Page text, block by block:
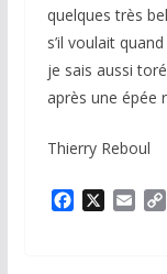
quelques très
s’il voulait
je sais aussi
après une épée
Thierry Reboul